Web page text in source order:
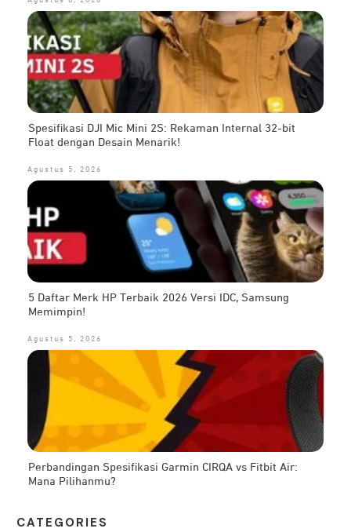
Spesifikasi DJI Mic Mini 2S: Rekaman Internal 32-bit
Float dengan Desain Menarik!
Agustus 5, 2026
5 Daftar Merk HP Terbaik 2026 Versi IDC, Samsung
Memimpin!
Agustus 5, 2026
Perbandingan Spesifikasi Garmin CIRQA vs Fitbit Air:
Mana Pilihanmu?
CATEG ORIES